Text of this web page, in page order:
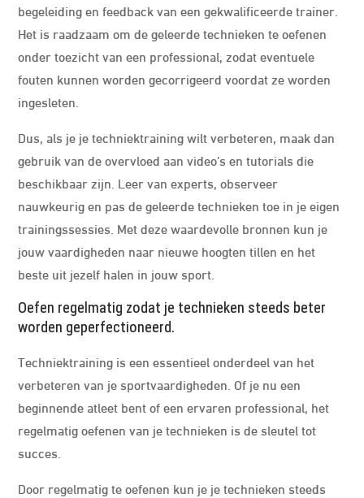
begeleiding en feedback van een gekwalificeerde trainer.
Het is raadzaam om de geleerde technieken te oefenen
onder toezicht van een professional, zodat eventuele
fouten kunnen worden gecorrigeerd voordat ze worden
ingesleten.
Dus, als je je techniektraining wilt verbeteren, maak dan
gebruik van de overvloed aan video’s en tutorials die
beschikbaar zijn. Leer van experts, observeer
nauwkeurig en pas de geleerde technieken toe in je eigen
trainingssessies. Met deze waardevolle bronnen kun je
jouw vaardigheden naar nieuwe hoogten tillen en het
beste uit jezelf halen in jouw sport.
Oefen regelmatig zodat je technieken steeds beter
worden geperfectioneerd.
Techniektraining is een essentieel onderdeel van het
verbeteren van je sportvaardigheden. Of je nu een
beginnende atleet bent of een ervaren professional, het
regelmatig oefenen van je technieken is de sleutel tot
succes.
Door regelmatig te oefenen kun je je technieken steeds